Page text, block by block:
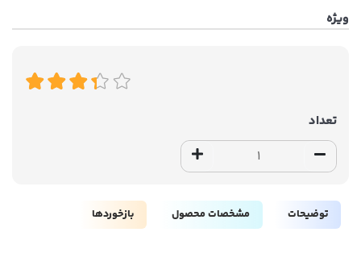
ویژه
تعداد
توضیحات مشخصات محصول بازخوردها